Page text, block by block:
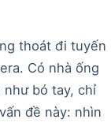
thoát đi tuyến
Có nhà ống
bó tay, chỉ
đề này: nhìn